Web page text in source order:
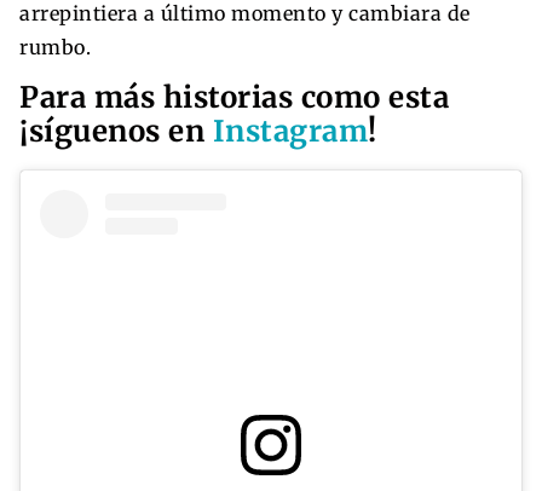
arrepintiera a último momento y cambiara de
rumbo.
Para más historias como esta
¡síguenos en Instagram!